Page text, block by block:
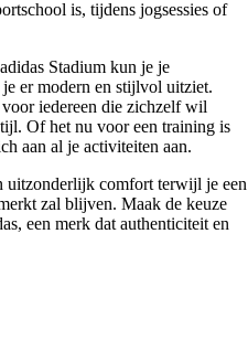
is, tijdens jogsessies of
Stadium kun je je
er modern en stijlvol uitziet.
iedereen die zichzelf wil
Of het nu voor een training is
aan al je activiteiten aan.
uitzonderlijk comfort terwijl je een
zal blijven. Maak de keuze
een merk dat authenticiteit en